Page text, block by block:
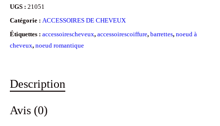
cheveux
en
marine
UGS : 21051
Catégorie : ACCESSOIRES DE CHEVEUX
Étiquettes : accessoirescheveux, accessoirescoiffure, barrettes, noeud à
cheveux, noeud romantique
Description
Avis (0)